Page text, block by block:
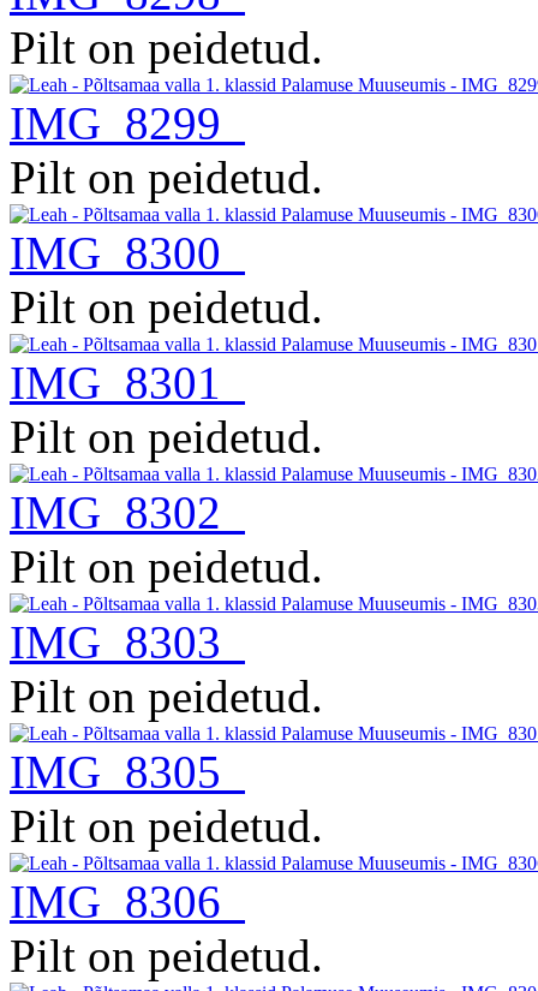
Pilt on peidetud.
IMG_8299
Pilt on peidetud.
IMG_8300
Pilt on peidetud.
IMG_8301
Pilt on peidetud.
IMG_8302
Pilt on peidetud.
IMG_8303
Pilt on peidetud.
IMG_8305
Pilt on peidetud.
IMG_8306
Pilt on peidetud.